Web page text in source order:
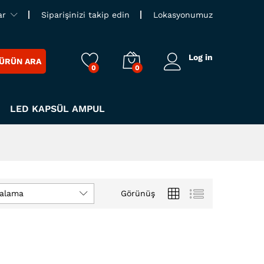
Siparişinizi takip edin Lokasyonumuz
ARA
0 0
Log in
LED KAPSÜL AMPUL
Görünüş